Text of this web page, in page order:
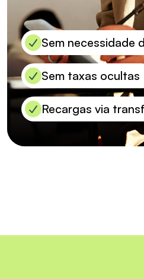
Sem necessidade
Sem taxas ocultas
Recargas via